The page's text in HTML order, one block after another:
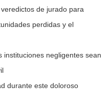
de jurado para
perdidas y el
instituciones negligentes sean
durante este doloroso